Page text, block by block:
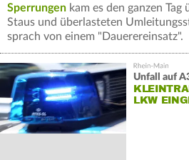
Sperrungen kam es den ganzen
Staus und überlasteten
sprach von einem "Dauerereinsatz".
Unfall auf
LKW